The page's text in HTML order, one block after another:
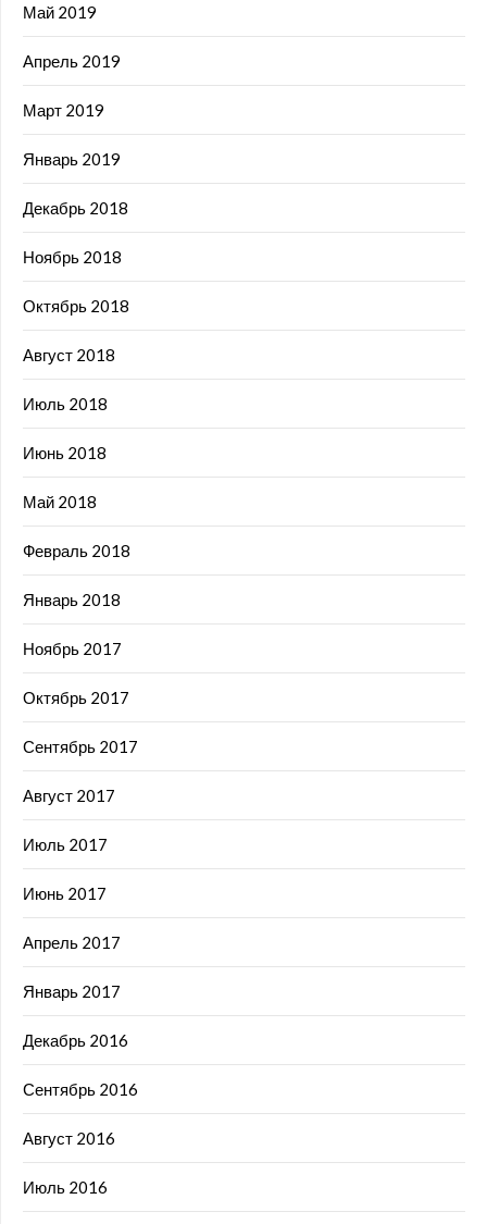
Май 2019
Апрель 2019
Март 2019
Январь 2019
Декабрь 2018
Ноябрь 2018
Октябрь 2018
Август 2018
Июль 2018
Июнь 2018
Май 2018
Февраль 2018
Январь 2018
Ноябрь 2017
Октябрь 2017
Сентябрь 2017
Август 2017
Июль 2017
Июнь 2017
Апрель 2017
Январь 2017
Декабрь 2016
Сентябрь 2016
Август 2016
Июль 2016